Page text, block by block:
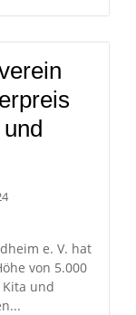
e. V. hat
von 5.000
und